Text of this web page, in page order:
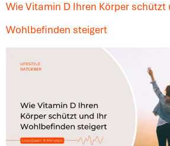
Wie Vitamin D Ihren Körper schützt
Wohlbefinden steigert